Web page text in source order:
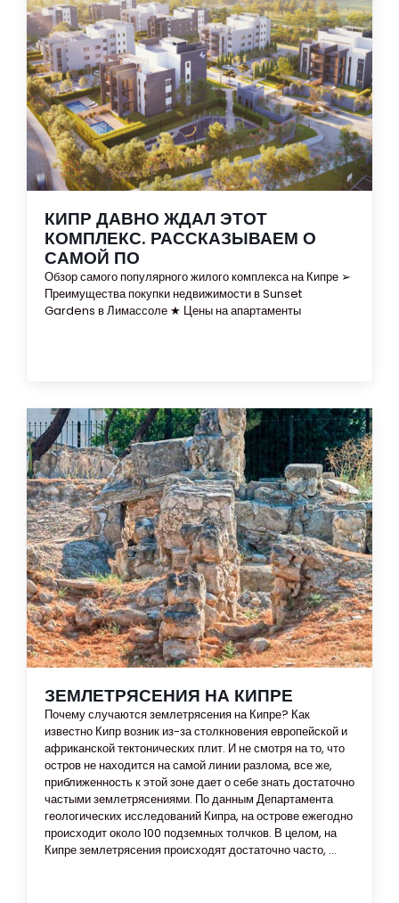
КИПР ДАВНО ЖДАЛ ЭТОТ
КОМПЛЕКС. РАССКАЗЫВАЕМ О
САМОЙ ПО
Обзор самого популярного жилого комплекса на Кипре ➢
Преимущества покупки недвижимости в Sunset
Gardens в Лимассоле ★ Цены на апартаменты
ЗЕМЛЕТРЯСЕНИЯ НА КИПРЕ
Почему случаются землетрясения на Кипре? Как
известно Кипр возник из-за столкновения европейской и
африканской тектонических плит. И не смотря на то, что
остров не находится на самой линии разлома, все же,
приближенность к этой зоне дает о себе знать достаточно
частыми землетрясениями. По данным Департамента
геологических исследований Кипра, на острове ежегодно
происходит около 100 подземных толчков. В целом, на
Кипре землетрясения происходят достаточно часто, ...